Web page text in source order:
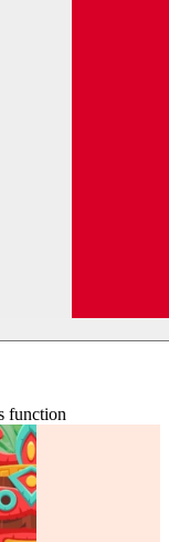
function